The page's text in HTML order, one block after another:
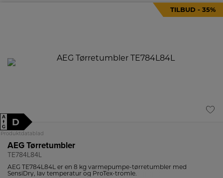
TILBUD - 35%
A
↑
G
D
Produktdatablad
AEG Tørretumbler
TE784L84L
AEG TE784L84L er en 8 kg varmepumpe-tørretumbler med
SensiDry, lav temperatur og ProTex-tromle.